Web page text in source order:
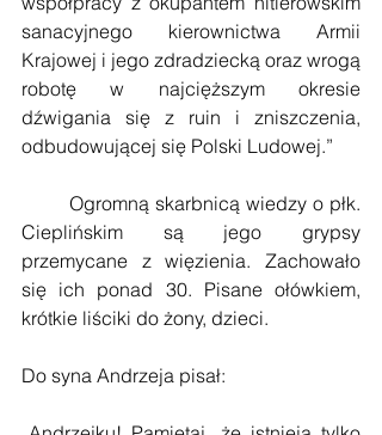
sanacyjnego kierownictwa Armii
Krajowej i jego zdradziecką oraz wrogą
robotę w najcięższym okresie
dźwigania się z ruin i zniszczenia,
odbudowującej się Polski Ludowej.”
Cieplińskim są jego grypsy
przemycane z więzienia. Zachowało
się ich ponad 30. Pisane ołówkiem,
krótkie liściki do żony, dzieci.
Do syna Andrzeja pisał: